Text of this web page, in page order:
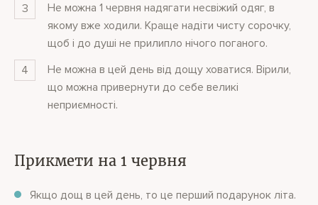
Не можна 1 червня надягати несвіжий одяг, в
якому вже ходили. Краще надіти чисту сорочку,
щоб і до душі не прилипло нічого поганого.
Не можна в цей день від дощу ховатися. Вірили,
що можна привернути до себе великі
неприємності.
Прикмети на 1 червня
Якщо дощ в цей день, то це перший подарунок літа.